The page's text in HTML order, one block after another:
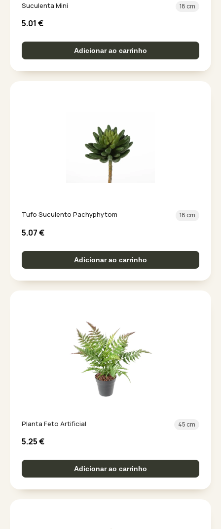
Suculenta Mini 18 cm
5.01 €
Adicionar ao carrinho
Tufo Suculento Pachyphytom 18 cm
5.07€
Adicionar ao carrinho
Planta Feto Artificial 45 cm
5.25€
Adicionar ao carrinho